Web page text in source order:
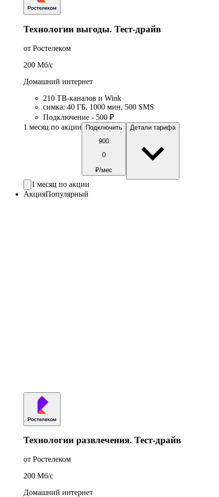
Технологии выгоды. Тест-драйв
от Ростелеком
200 Мб/c
Домашний интернет
210 ТВ-каналов и Wink
симка: 40 ГБ, 1000 мин, 500 SMS
Подключение - 500 ₽
1 месяц по акции
Подключить
900
0
₽/мес
Детали тарифа
1 месяц по акции
АкцияПопулярный
Технологии развлечения. Тест-драйв
от Ростелеком
200 Мб/c
Домашний интернет